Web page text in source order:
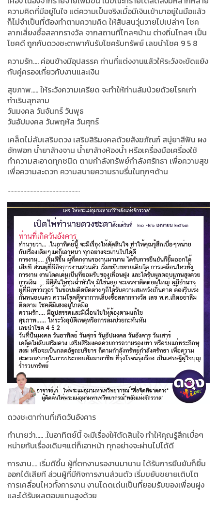
ความคิดที่มีอยู่ในใจ แต่ความเป็นจริงเมื่อมีเงินเข้ามาอยู่ในมือแล้ว
ก็ไม่จำเป็นที่ต้องทำตามความคิด ให้สับสนวุ่นวายไปเปล่าๆ โชค
ลาภเสี่ยงซื้อสลากรางวัล จากสถานที่ไกลๆบ้าน ต่างถิ่นไกลๆ เป็น
โชคดี ถูกกับดวงชะตาพากันรับโชครับทรัพย์ เลขนำโชค 9 5 8
ความรัก.... ค่อนข้างมีอุปสรรค ท่านที่แต่งงานแล้วให้ระวังจะขัดแย้ง
กับคู่ครองเกี่ยวกับงานและเงิน
สุขภาพ….. ให้ระวังความเครียด จะทำให้ท่านล้มป่วยด้วยโรคเก่า
กำเริบลุกลาม
วันมงคล วันจันทร์ วันพุธ
วันอัปมงคล วันพฤหัส วันศุกร์
เคล็ดไม่ลับเสริมดวง เสริมสิริมงคลด้วยสังฆภัณฑ์ สบู่ยาสีฟัน ผง
ซักฟอก น้ำยาล้างจาน น้ำยาล้างห้องน้ำ หรือเครื่องมือเครื่องใช้
ทำความสะอาดทุกชนิด ตามกำลังทรัพย์กำลังศรัทธา เพื่อความสุข
เพื่อความสะดวก ความสบายความราบรื่นในทุกๆด้าน
..................................................
ดวงชะตาท่านที่เกิดวันอังคาร
ทำนายว่า..... .ในอาทิตย์นี้ จะมีเรื่องให้ตัดสินใจ ทำให้คุณรู้สึกเบื่อๆ
หน่ายกับเรื่องเดิมๆแต่ก็เอาหน้า ทุกอย่างจะผ่านไปได้ดี
การงาน.... เริ่มดีขึ้น ผู้ที่ตกงานรองานมานาน ได้รับการยืนยันก็ยิ้ม
ออกได้เสียที ส่วนผู้ที่มีกิจการงานส่วนตัว เริ่มขยับขยายเติบโต
การเคลื่อนไหวทั้งการงาน งานโดดเด่นเป็นที่ยอมรับของเพื่อนฝูง
และได้รับผลตอบแทนสูงด้วย